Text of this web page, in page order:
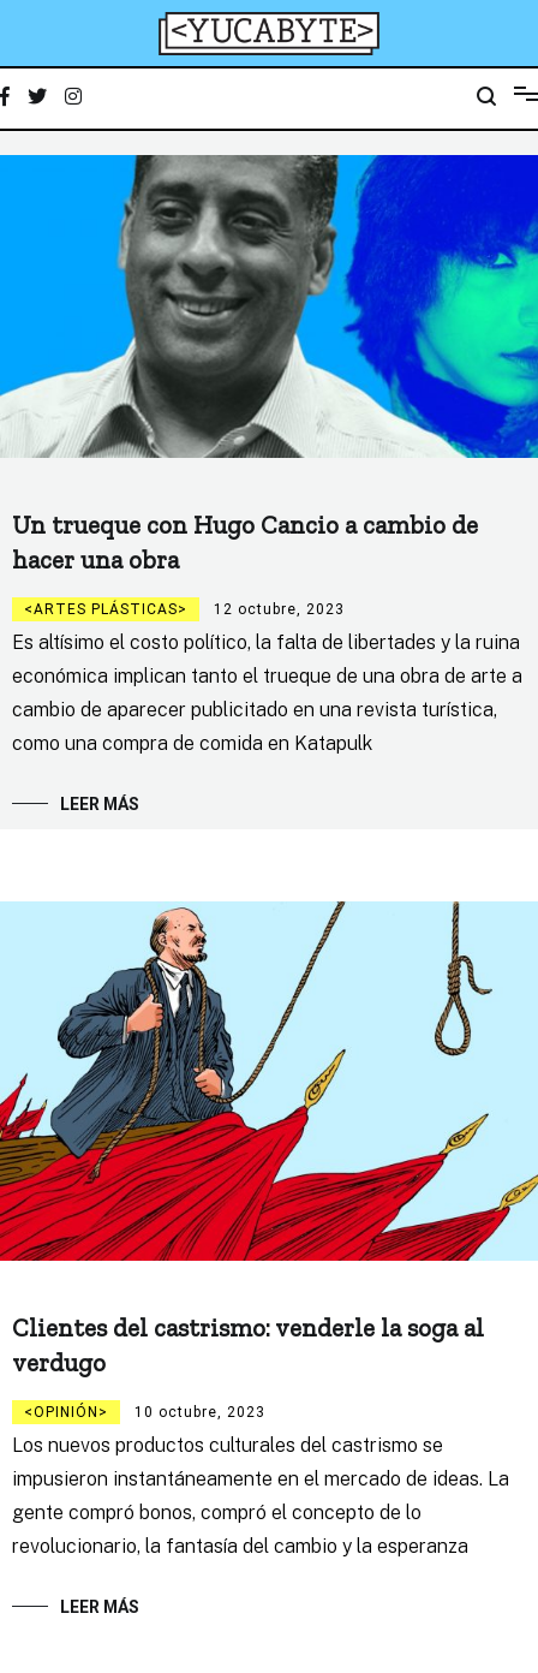
YucaByte
Un trueque con Hugo Cancio a cambio de
hacer una obra
ARTES PLÁSTICAS 12 octubre, 2023
Es altísimo el costo político, la falta de libertades y la ruina
económica implican tanto el trueque de una obra de arte a
cambio de aparecer publicitado en una revista turística,
como una compra de comida en Katapulk
LEER MÁS
Clientes del castrismo: venderle la soga al
verdugo
OPINIÓN 10 octubre, 2023
Los nuevos productos culturales del castrismo se
impusieron instantáneamente en el mercado de ideas. La
gente compró bonos, compró el concepto de lo
revolucionario, la fantasía del cambio y la esperanza
LEER MÁS